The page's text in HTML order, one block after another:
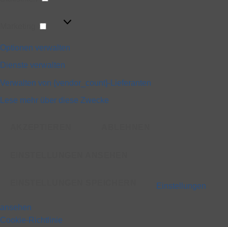
Marketing
Optionen verwalten
Dienste verwalten
Verwalten von {vendor_count}-Lieferanten
Lese mehr über diese Zwecke
Einstellungen
ansehen
Cookie-Richtlinie